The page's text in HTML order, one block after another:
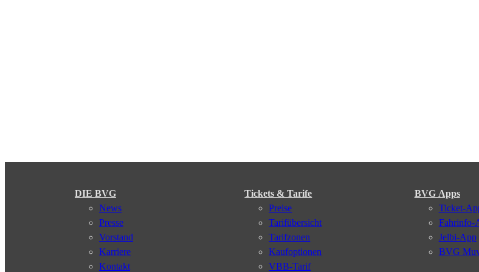
DIE BVG
News
Presse
Vorstand
Karriere
Kontakt
Tickets & Tarife
Preise
Tarifübersicht
Tarifzonen
Kaufoptionen
VBB-Tarif
BVG Apps
Ticket-
Fahrinfo-
Jelbi-App
BVG